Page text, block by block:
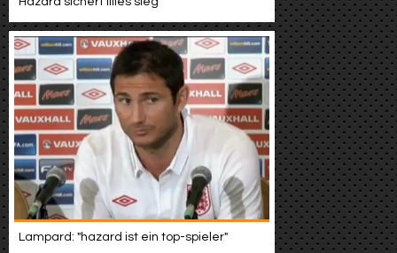
Lampard: "hazard ist ein top-spieler"